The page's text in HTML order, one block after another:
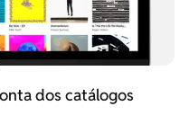
dos catálogos